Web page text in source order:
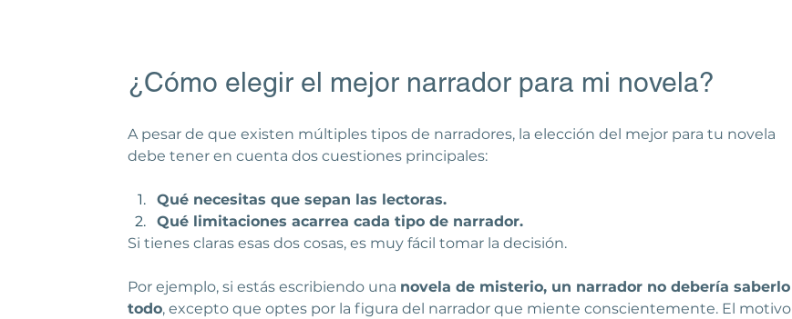
¿Cómo elegir el mejor narrador para mi novela?
A pesar de que existen múltiples tipos de narradores, la elección del mejor para tu novela
debe tener en cuenta dos cuestiones principales:
Qué necesitas que sepan las lectoras.
Qué limitaciones acarrea cada tipo de narrador.
Si tienes claras esas dos cosas, es muy fácil tomar la decisión.
Por ejemplo, si estás escribiendo una novela de misterio, un narrador no debería saberlo
todo, excepto que optes por la figura del narrador que miente conscientemente. El motivo